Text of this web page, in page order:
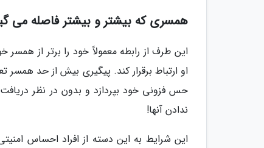
همسری که بیشتر و بیشتر فاصله می
این طرف از رابطه معمولاً خود را برتر از
او ارتباط برقرار کند. پیگیری بیش از حد
حس فزونی خود بپردازد و بدون در نظر
ندادن آنها!
این شرایط به این دسته از افراد احساس